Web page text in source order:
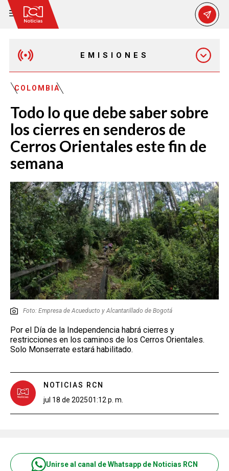
EMISIONES
EMISIÓN 7:00 PM
COLOMBIA
Todo lo que debe saber sobre
los cierres en senderos de
Cerros Orientales este fin de
semana
Foto: Empresa de Acueducto y Alcantarillado de Bogotá
Por el Día de la Independencia habrá cierres y
restricciones en los caminos de los Cerros Orientales.
Solo Monserrate estará habilitado.
NOTICIAS RCN
jul 18 de 202501:12 p. m.
Unirse al canal de Whatsapp de Noticias RCN